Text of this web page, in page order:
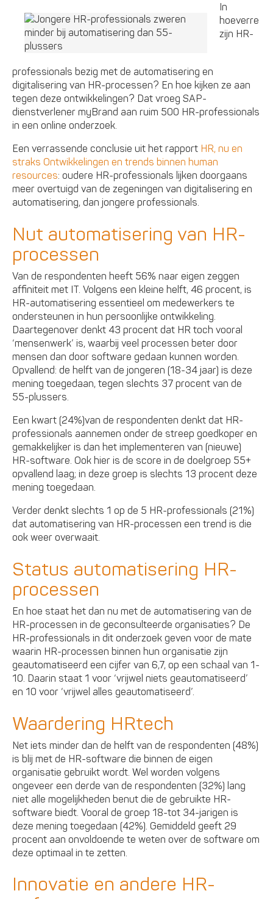
In
hoeverre
zijn HR-
professionals bezig met de automatisering en
digitalisering van HR-processen? En hoe kijken ze aan
tegen deze ontwikkelingen? Dat vroeg SAP-
dienstverlener myBrand aan ruim 500 HR-professionals
in een online onderzoek.
Een verrassende conclusie uit het rapport HR, nu en
straks Ontwikkelingen en trends binnen human
resources: oudere HR-professionals lijken doorgaans
meer overtuigd van de zegeningen van digitalisering en
automatisering, dan jongere professionals.
Nut automatisering van HR-
processen
Van de respondenten heeft 56% naar eigen zeggen
affiniteit met IT. Volgens een kleine helft, 46 procent, is
HR-automatisering essentieel om medewerkers te
ondersteunen in hun persoonlijke ontwikkeling.
Daartegenover denkt 43 procent dat HR toch vooral
‘mensenwerk’ is, waarbij veel processen beter door
mensen dan door software gedaan kunnen worden.
Opvallend: de helft van de jongeren (18-34 jaar) is deze
mening toegedaan, tegen slechts 37 procent van de
55-plussers.
Een kwart (24%)van de respondenten denkt dat HR-
professionals aannemen onder de streep goedkoper en
gemakkelijker is dan het implementeren van (nieuwe)
HR-software. Ook hier is de score in de doelgroep 55+
opvallend laag; in deze groep is slechts 13 procent deze
mening toegedaan.
Verder denkt slechts 1 op de 5 HR-professionals (21%)
dat automatisering van HR-processen een trend is die
ook weer overwaait.
Status automatisering HR-
processen
En hoe staat het dan nu met de automatisering van de
HR-processen in de geconsulteerde organisaties? De
HR-professionals in dit onderzoek geven voor de mate
waarin HR-processen binnen hun organisatie zijn
geautomatiseerd een cijfer van 6,7, op een schaal van 1-
10. Daarin staat 1 voor ‘vrijwel niets geautomatiseerd’
en 10 voor ‘vrijwel alles geautomatiseerd’.
Waardering HRtech
Net iets minder dan de helft van de respondenten (48%)
is blij met de HR-software die binnen de eigen
organisatie gebruikt wordt. Wel worden volgens
ongeveer een derde van de respondenten (32%) lang
niet alle mogelijkheden benut die de gebruikte HR-
software biedt. Vooral de groep 18-tot 34-jarigen is
deze mening toegedaan (42%). Gemiddeld geeft 29
procent aan onvoldoende te weten over de software om
deze optimaal in te zetten.
Innovatie en andere HR-